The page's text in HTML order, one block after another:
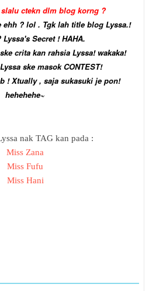
ctekn dlm blog korng ?
ehh ? lol . Tgk lah title blog Lyssa.!
Lyssa's Secret ! HAHA.
crita kan rahsia Lyssa! wakaka!
ske masok CONTEST!
! Xtually , saja sukasuki je pon!
hehehehe~
nak TAG kan pada :
Miss Zana
Miss Fufu
Miss Hani